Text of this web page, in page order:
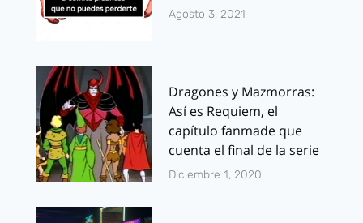
Agosto 3, 2021
Dragones y Mazmorras:
Así es Requiem, el
capítulo fanmade que
cuenta el final de la serie
Diciembre 1, 2020